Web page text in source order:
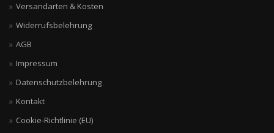
Versandarten & Kosten
Widerrufsbelehrung
AGB
Impressum
Datenschutzbelehrung
Kontakt
Cookie-Richtlinie (EU)